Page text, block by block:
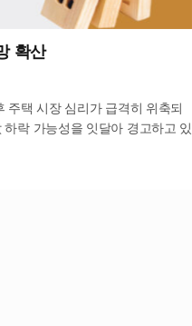
확산
주택 시장 심리가 급격히 위축되
락 가능성을 잇달아 경고하고 있